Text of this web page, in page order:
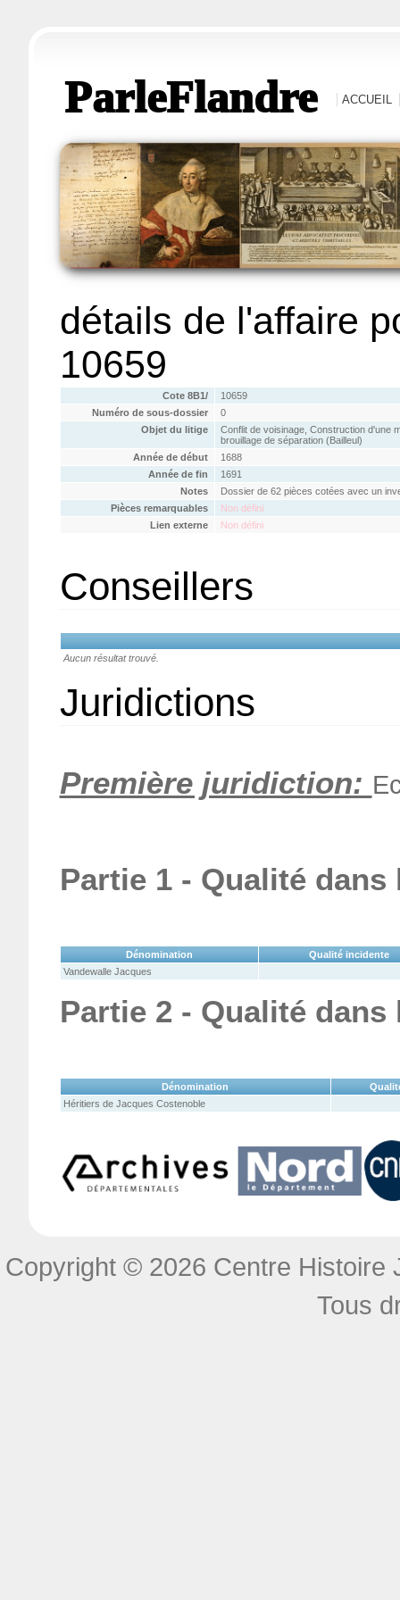
ParleFlandre ACCUEIL
détails de l'affaire
10659
Cote 8B1/
10659
Numéro de sous-dossier
0
Objet du litige
Conflit de voisinage, Construction d'une
brouillage de séparation (Bailleul)
Année de début
1688
Année de fin
1691
Notes
Dossier de 62 pièces cotées avec un
Pièces remarquables
Non défini
Lien externe
Non défini
Conseillers
Aucun résultat trouvé.
Juridictions
Première juridiction:
Partie 1 - Qualité
Dénomination
Qualité incidente
Vandewalle Jacques
Partie 2 - Qualité
Dénomination
Héritiers de Jacques Costenoble
Copyright © 2026 Centre Histoire
Tous